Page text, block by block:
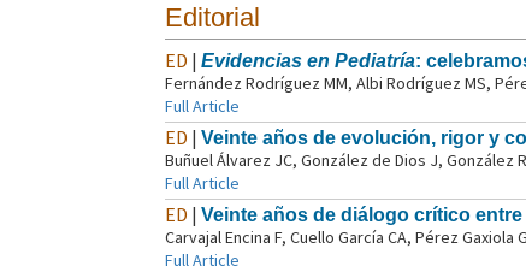
Editorial
ED | Evidencias en Pediatría:
Fernández Rodríguez MM, Albi Rodríguez MS,
Full Article
ED | Veinte años de evolución, rigor y
Buñuel Álvarez JC, González de Dios J, González
Full Article
ED | Veinte años de diálogo crítico
Carvajal Encina F, Cuello García CA, Pérez
Full Article